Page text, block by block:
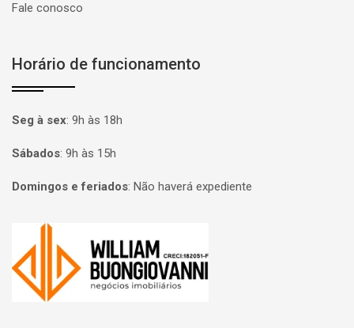
Fale conosco
Horário de funcionamento
Seg à sex: 9h às 18h
Sábados: 9h às 15h
Domingos e feriados: Não haverá expediente
Página inicial